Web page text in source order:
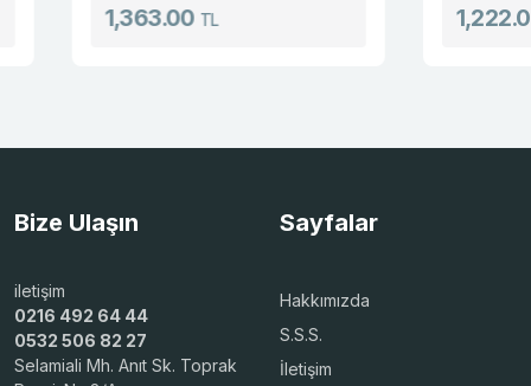
1,363.00TL 1,222.00TL
Bize Ulaşın
iletişim
0216 492 64 44
0532 506 82 27
Selamiali Mh. Anıt Sk. Toprak
Sayfalar
Hakkımızda
S.S.S.
İletişim